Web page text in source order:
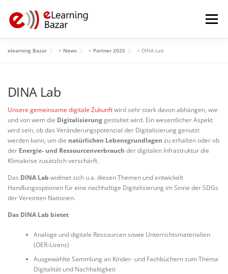
Inhalt
springen
Menü
GALERIE
elearning Bazar > News > Partner 2025 > DINA Lab
DINA Lab
Unsere gemeinsame digitale Zukunftwird sehr stark davon abhängen, wie
und von wem die Digitalisierunggestaltet wird. Ein wesentlicher Aspekt
wird sein, ob das Veränderungspotenzial der Digitalisierung genutzt
werden kann, um die natürlichen Lebensgrundlagen zu erhalten oder ob
der Energie- und Ressourcenverbrauch der digitalen Infrastruktur die
Klimakrise zusätzlich verschärft.
Das DINA Lab widmet sich u.a. diesen Themen und entwickelt
Handlungsoptionen für eine nachhaltige Digitalisierung im Sinne der SDGs
der Vereinten Nationen.
Das DINA Lab bietet
Analoge und digitale Ressourcen sowie Unterrichtsmaterialien
(OER-Lizenz)
Ausgewählte Sammlung an Kinder- und Fachbüchern zum Thema
Digitalität und Nachhaltigkeit